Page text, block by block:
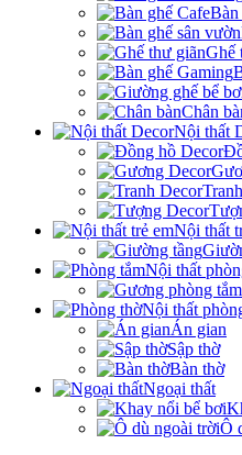
Bàn
Ghế
Chân
Nội thất
Nội thất
Nội thất
Nội thất
Án gian
Sập thờ
Bàn thờ
Ngoại thất
Ô